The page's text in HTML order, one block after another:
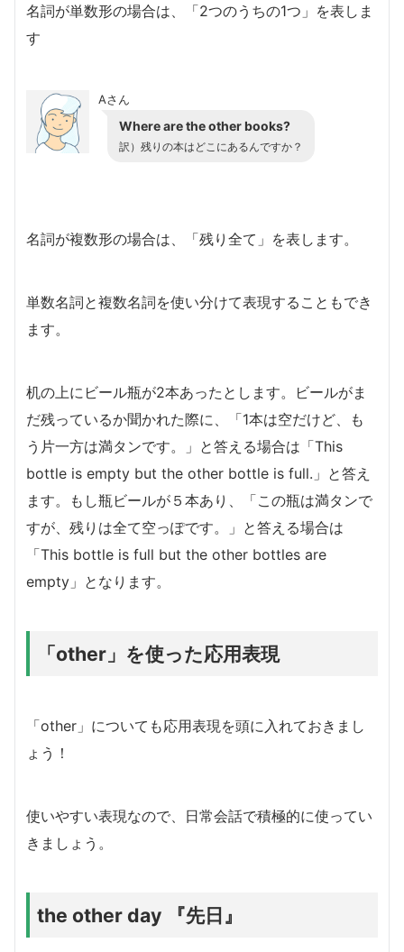
名詞が単数形の場合は、「2つのうちの1つ」を表しま
す
Aさん
Where are the other books?
訳）残りの本はどこにあるんですか？
名詞が複数形の場合は、「残り全て」を表します。
単数名詞と複数名詞を使い分けて表現することもでき
ます。
机の上にビール瓶が2本あったとします。ビールがま
だ残っているか聞かれた際に、「1本は空だけど、も
う片一方は満タンです。」と答える場合は「This
bottle is empty but the other bottle is full.」と答え
ます。もし瓶ビールが５本あり、「この瓶は満タンで
すが、残りは全て空っぽです。」と答える場合は
「This bottle is full but the other bottles are
empty」となります。
「other」を使った応用表現
「other」についても応用表現を頭に入れておきまし
ょう！
使いやすい表現なので、日常会話で積極的に使ってい
きましょう。
the other day 『先日』